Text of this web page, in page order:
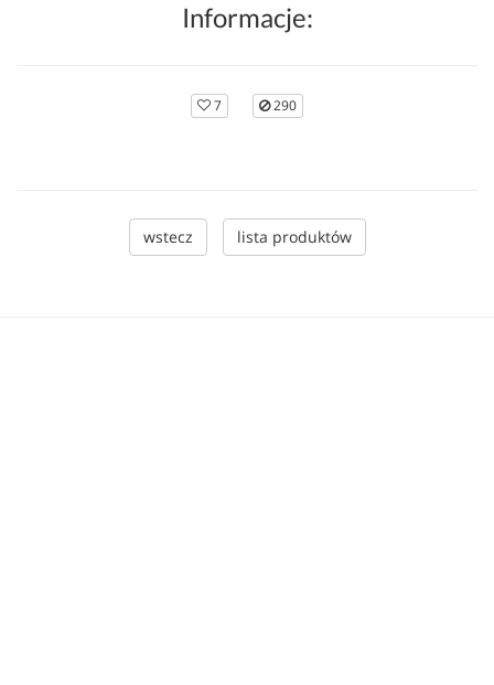
Informacje:
7 290
wstecz lista produktów